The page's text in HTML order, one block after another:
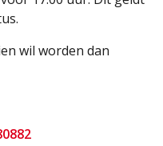
wil worden dan